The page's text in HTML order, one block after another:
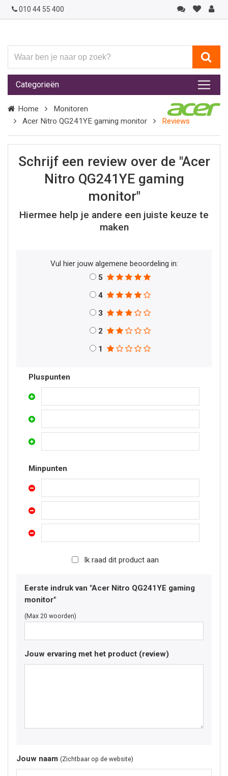
010 44 55 400
ben
je
naar
op
zoek?
Categorieën
Home
Monitoren
Acer Nitro QG241YE gaming monitor
Reviews
Schrijf een review over de "Acer
Nitro QG241YE gaming
monitor"
Hiermee help je andere een juiste keuze te
maken
Vul hier jouw algemene beoordeling in:
5
4
3
2
1
Pluspunten
Minpunten
Ik raad dit product aan
Eerste indruk van "Acer Nitro QG241YE gaming
monitor"
(Max 20 woorden)
Jouw ervaring met het product (review)
Jouw naam (Zichtbaar op de website)